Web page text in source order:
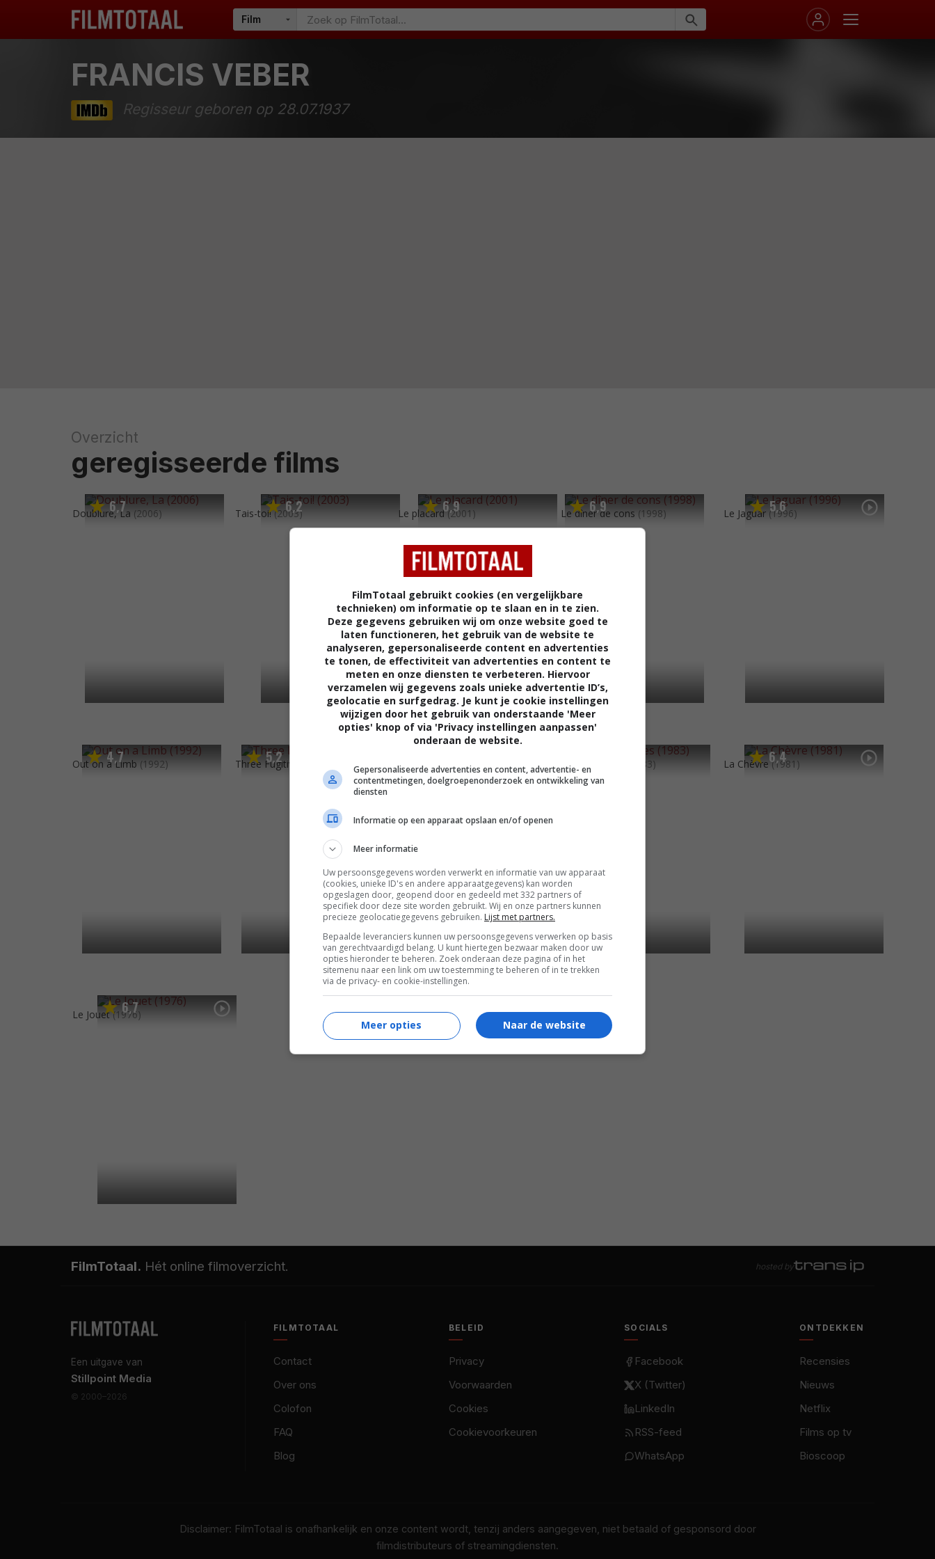
FRANCIS VEBER
Regisseur geboren op 28.07.1937
Overzicht
geregisseerde films
6,7
Doublure, La (2006) 6,2
Tais-toi! (2003) 6,9
Le placard (2001) 6,9
Le dîner de cons (1998) 5,6
Le Jaguar (1996)
4,7
Out on a Limb (1992) 5,2
Three Fugitives Les fugitifs (1986) Les compères (1983) 6,4
La Chèvre (1981)
6,7
Le Jouet (1976)
FilmTotaal. Hét online filmoverzicht. hosted by
Een uitgave van
Stillpoint Media
© 2000–2026
FILMTOTAAL
Contact
Over ons
Colofon
FAQ
Blog
BELEID
Privacy
Voorwaarden
Cookies
Cookievoorkeuren
SOCIALS
Facebook
X (Twitter)
LinkedIn
RSS-feed
WhatsApp
ONTDEKKEN
Recensies
Nieuws
Netflix
Films op tv
Bioscoop
Disclaimer: FilmTotaal is onafhankelijk en onze content wordt, tenzij anders aangegeven, niet betaald of gesponsord door
filmdistributeurs of streamingdiensten.
FilmTotaal gebruikt cookies (en vergelijkbare
technieken) om informatie op te slaan en in te zien.
Deze gegevens gebruiken wij om onze website goed te
laten functioneren, het gebruik van de website te
analyseren, gepersonaliseerde content en advertenties
te tonen, de effectiviteit van advertenties en content te
meten en onze diensten te verbeteren. Hiervoor
verzamelen wij gegevens zoals unieke advertentie ID’s,
geolocatie en surfgedrag. Je kunt je cookie instellingen
wijzigen door het gebruik van onderstaande 'Meer
opties' knop of via 'Privacy instellingen aanpassen'
onderaan de website.
Gepersonaliseerde advertenties en content, advertentie- en
contentmetingen, doelgroepenonderzoek en ontwikkeling van
diensten
Informatie op een apparaat opslaan en/of openen
Meer informatie
Uw persoonsgegevens worden verwerkt en informatie van uw apparaat
(cookies, unieke ID's en andere apparaatgegevens) kan worden
opgeslagen door, geopend door en gedeeld met 332 partners of
specifiek door deze site worden gebruikt. Wij en onze partners kunnen
precieze geolocatiegegevens gebruiken. Lijst met partners.
Bepaalde leveranciers kunnen uw persoonsgegevens verwerken op basis
van gerechtvaardigd belang. U kunt hiertegen bezwaar maken door uw
opties hieronder te beheren. Zoek onderaan deze pagina of in het
sitemenu naar een link om uw toestemming te beheren of in te trekken
via de privacy- en cookie-instellingen.
Naar de website
Meer opties